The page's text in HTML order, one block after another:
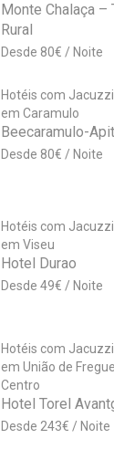
Monte Chalaça –
Rural
80€
Hotéis com
em Caramulo
Beecaramulo-
80€
Hotéis com
em Viseu
Hotel Durao
49€
Hotéis com
em União de
Centro
Hotel Torel
243€